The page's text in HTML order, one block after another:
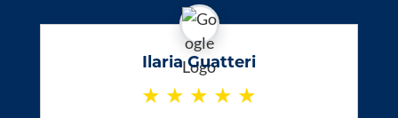
Ilaria Guatteri
★ ★ ★ ★ ★